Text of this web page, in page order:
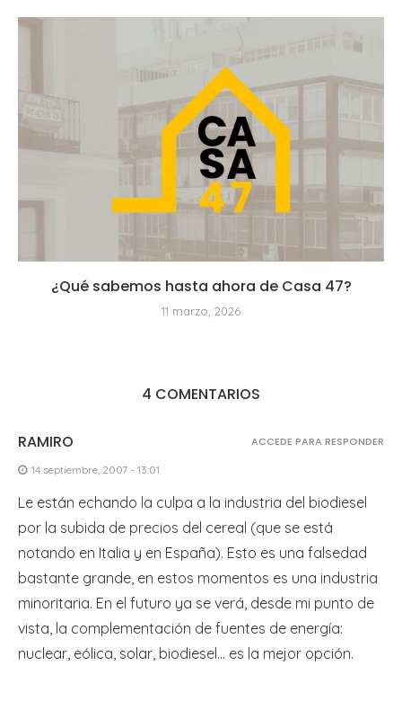
¿Qué sabemos hasta ahora de Casa 47?
11 marzo, 2026
4 COMENTARIOS
RAMIRO
14 septiembre, 2007 - 13:01
Le están echando la culpa a la industria del biodiesel
por la subida de precios del cereal (que se está
notando en Italia y en España). Esto es una falsedad
bastante grande, en estos momentos es una industria
minoritaria. En el futuro ya se verá, desde mi punto de
vista, la complementación de fuentes de energía:
nuclear, eólica, solar, biodiesel… es la mejor opción.
ACCEDE PARA RESPONDER